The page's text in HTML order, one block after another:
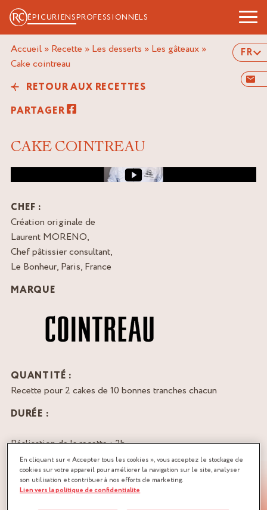
ÉPICURIENSPROFESSIONNELS
FR
Accueil » Recette » Les desserts » Les gâteaux »
cake cointreau
RETOUR AUX RECETTES
PARTAGER
CAKE COINTREAU
Image de couverture de la vidéo
CHEF :
Création originale de
Laurent MORENO,
Chef pâtissier consultant,
Le Bonheur, Paris, France
MARQUE
QUANTITÉ :
Recette pour 2 cakes de 10 bonnes tranches chacun
DURÉE :
Réalisation de la recette : 2h
TÉLÉCHARGER LA RECETTE
CARAMEL
En cliquant sur « Accepter tous les cookies », vous acceptez le stockage de
cookies sur votre appareil pour améliorer la navigation sur le site, analyser
son utilisation et contribuer à nos efforts de marketing.
Lien vers la politique de confidentialite